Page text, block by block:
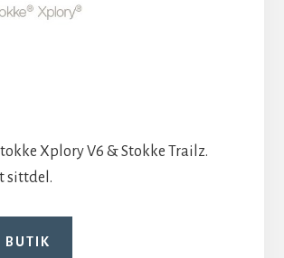
Xplory V6 & Stokke Trailz.
sittdel.
BUTIK